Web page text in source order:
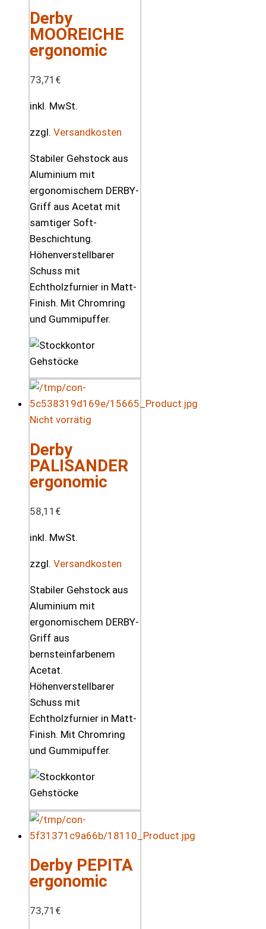
Derby
MOOREICHE
ergonomic
73,71 €
inkl. MwSt.
zzgl. Versandkosten
Stabiler Gehstock aus
Aluminium mit
ergonomischem DERBY-
Griff aus Acetat mit
samtiger Soft-
Beschichtung.
Höhenverstellbarer
Schuss mit
Echtholzfurnier in Matt-
Finish. Mit Chromring
und Gummipuffer.
Nicht vorrätig
Derby
PALISANDER
ergonomic
58,11 €
inkl. MwSt.
zzgl. Versandkosten
Stabiler Gehstock aus
Aluminium mit
ergonomischem DERBY-
Griff aus
bernsteinfarbenem
Acetat.
Höhenverstellbarer
Schuss mit
Echtholzfurnier in Matt-
Finish. Mit Chromring
und Gummipuffer.
Derby PEPITA
ergonomic
73,71 €